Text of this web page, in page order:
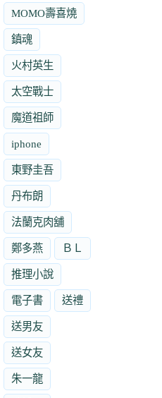
MOMO壽喜燒
鎮魂
火村英生
太空戰士
魔道祖師
iphone
東野圭吾
丹布朗
法蘭克肉舖
鄭多燕 ＢＬ
推理小說
電子書 送禮
送男友
送女友
朱一龍